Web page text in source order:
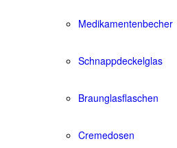
Medikamentenbecher
Schnappdeckelglas
Braunglasflaschen
Cremedosen